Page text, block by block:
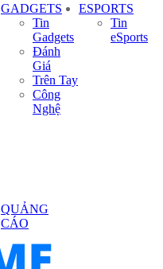
GADGETS
Tin
Gadgets
Đánh
Giá
Trên Tay
Công
Nghệ
ESPORTS
Tin
eSports
QUẢNG
CÁO